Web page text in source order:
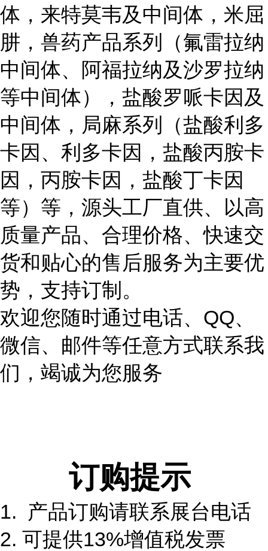
体，来特莫韦及中间体，米屈
肼，兽药产品系列（氟雷拉纳
中间体、阿福拉纳及沙罗拉纳
等中间体），盐酸罗哌卡因及
中间体，局麻系列（盐酸利多
卡因、利多卡因，盐酸丙胺卡
因，丙胺卡因，盐酸丁卡因
等）等，源头工厂直供、以高
质量产品、合理价格、快速交
货和贴心的售后服务为主要优
势，支持订制。
欢迎您随时通过电话、QQ、
微信、邮件等任意方式联系我
们，竭诚为您服务
订购提示
1. 产品订购请联系展台电话
2. 可提供13%增值税发票